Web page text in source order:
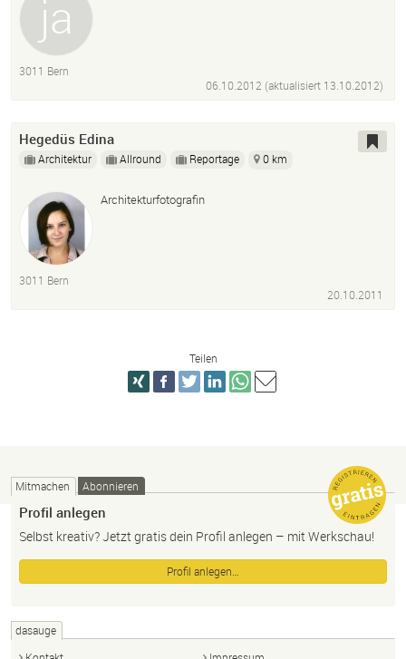
3011 Bern
06.10.2012 (aktualisiert 13.10.2012)
Hegedüs Edina
Architektur Allround Reportage 0 km
Architekturfotografin
3011 Bern
20.10.2011
Teilen
Mitmachen Abonnieren
Profil anlegen
Selbst kreativ? Jetzt gratis dein Profil anlegen – mit Werkschau!
Profil anlegen…
dasauge